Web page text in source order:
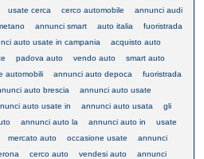
usate cerca cerco automobile
annunci audi
annunci smart auto italia
fuoristrada
auto usate in campania
acquisto auto
padova auto vendo auto
smart auto
automobili annunci auto depoca
fuoristrada
auto brescia
annunci auto usate
auto usate in annunci auto usata
gli
annunci auto la annunci auto in
usate
mercato auto occasione usate
annunci
cerco auto vendesi auto
annunci